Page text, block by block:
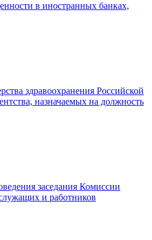
в иностранных банках,
здравоохранения Российской
назначаемых на должность
заседания Комиссии
и работников